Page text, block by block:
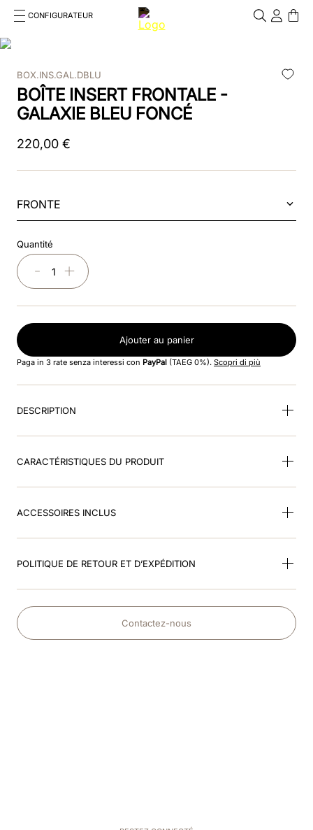
CONFIGURATEUR
Cosa stai cercando?
RECHERCHES FRÉQUENTES
1.bombe
2.casque
3.casque visiere polo
4.chromo
6. smart polish
7.insert
8.smart nova riding helmet
BOX.INS.GAL.DBLU
BOÎTE INSERT FRONTALE -
GALAXIE BLEU FONCÉ
220,00 €
FRONTE
Quantité
＋
－
Ajouter au panier
Paga in 3 rate senza interessi con PayPal (TAEG 0%). Scopri di più
DESCRIPTION
CARACTÉRISTIQUES DU PRODUIT
ACCESSOIRES INCLUS
POLITIQUE DE RETOUR ET D’EXPÉDITION
Contactez-nous